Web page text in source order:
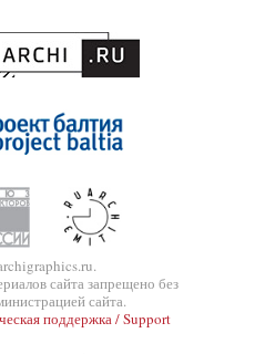
сайта запрещено без
сайта.
поддержка / Support